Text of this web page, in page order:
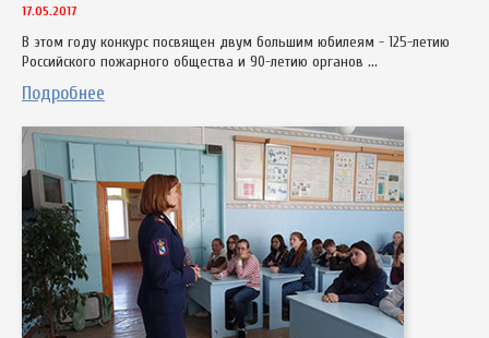
17.05.2017
В этом году конкурс посвящен двум большим юбилеям - 125-летию
Российского пожарного общества и 90-летию органов ...
Подробнее